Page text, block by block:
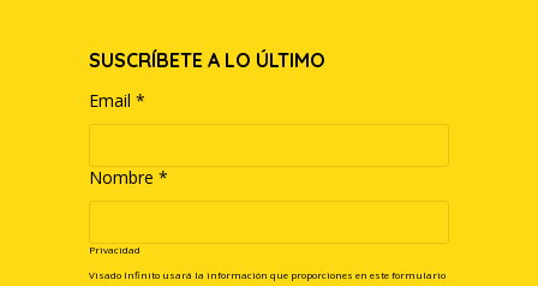
SUSCRÍBETE A LO ÚLTIMO
Email *
Nombre *
Privacidad
Visado Infinito usará la información que proporciones en este formulario